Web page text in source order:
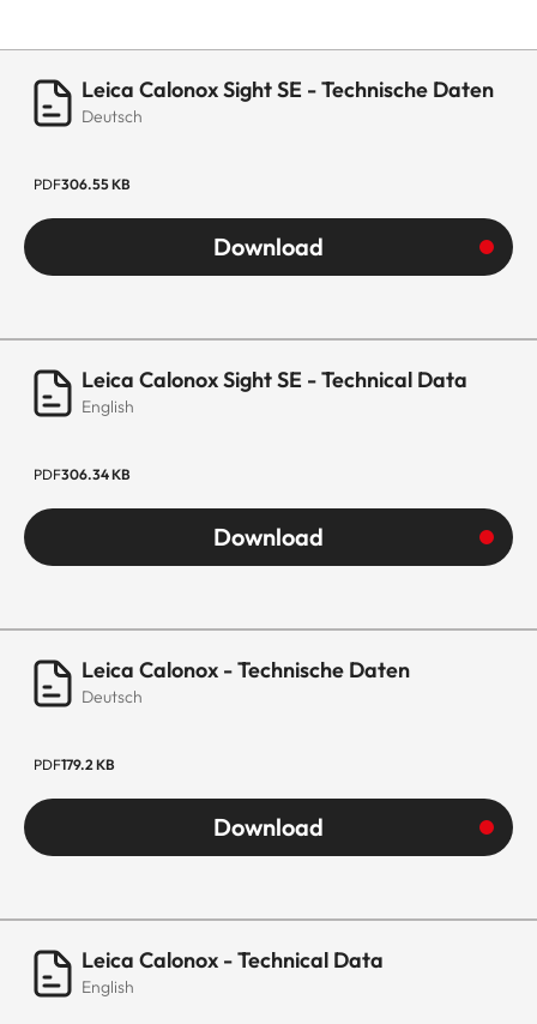
Leica Calonox Sight SE - Technische Daten
Deutsch
PDF306.55 KB
Download
Leica Calonox Sight SE - Technical Data
English
PDF306.34 KB
Download
Leica Calonox - Technische Daten
Deutsch
PDF179.2 KB
Download
Leica Calonox - Technical Data
English